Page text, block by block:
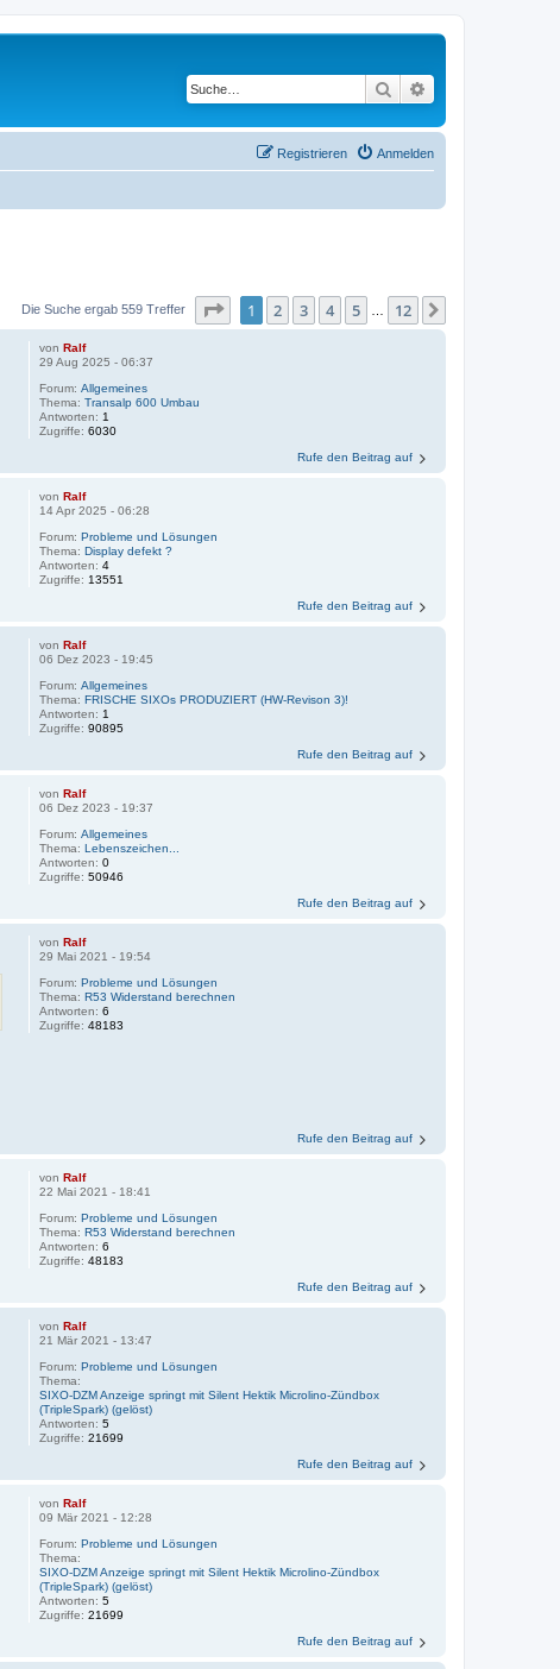
Suche
Anmelden
Registrieren
Die Suche ergab 559 Treffer Seite von12
1 2 3 4 5 12
vonRalf
29 Aug 2025 - 06:37
Forum:Allgemeines
Thema:Transalp 600 Umbau
Antworten: 1
Zugriffe:6030
Rufe den Beitrag auf
vonRalf
14 Apr 2025 - 06:28
Forum:Probleme und Lösungen
Thema:Display defekt ?
Antworten:4
Zugriffe: 13551
Rufe den Beitrag auf
vonRalf
06 Dez 2023 - 19:45
Forum:Allgemeines
Thema:FRISCHE SIXOs PRODUZIERT (HW-Revison 3)!
Antworten: 1
Zugriffe:90895
Rufe den Beitrag auf
vonRalf
06 Dez 2023 - 19:37
Forum:Allgemeines
Thema:Lebenszeichen...
Antworten:0
Zugriffe:50946
Rufe den Beitrag auf
vonRalf
29 Mai 2021 - 19:54
Forum:Probleme und Lösungen
Thema:R53 Widerstand berechnen
Antworten:6
Zugriffe:48183
Rufe den Beitrag auf
vonRalf
22 Mai 2021 - 18:41
Forum:Probleme und Lösungen
Thema:R53 Widerstand berechnen
Antworten:6
Zugriffe:48183
Rufe den Beitrag auf
vonRalf
21 Mär 2021 - 13:47
Forum:Probleme und Lösungen
Thema:
SIXO-DZM Anzeige springt mit Silent Hektik Microlino-Zündbox
(TripleSpark) (gelöst)
Antworten:5
Zugriffe:21699
Rufe den Beitrag auf
vonRalf
09 Mär 2021 - 12:28
Forum:Probleme und Lösungen
Thema:
SIXO-DZM Anzeige springt mit Silent Hektik Microlino-Zündbox
(TripleSpark) (gelöst)
Antworten:5
Zugriffe:21699
Rufe den Beitrag auf